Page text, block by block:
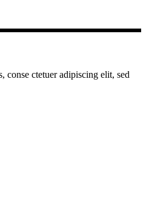
conse ctetuer adipiscing elit, sed